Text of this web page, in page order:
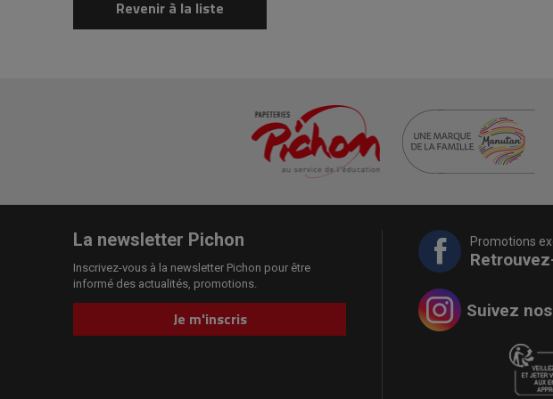
Revenir à la liste
La newsletter Pichon
Inscrivez-vous à la newsletter Pichon pour être
informé des actualités, promotions.
Je m'inscris
Promotions
Suivez